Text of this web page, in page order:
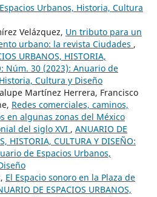
Urbanos, Historia, Cultura
Velázquez, Un tributo para un
urbano: la revista Ciudades ,
URBANOS, HISTORIA,
Núm. 30 (2023): Anuario de
Cultura y Diseño
Martínez Herrera, Francisco
Redes comerciales, caminos,
en algunas zonas del México
del siglo XVI , ANUARIO DE
HISTORIA, CULTURA Y DISEÑO:
de Espacios Urbanos,
El Espacio sonoro en la Plaza de
DE ESPACIOS URBANOS,